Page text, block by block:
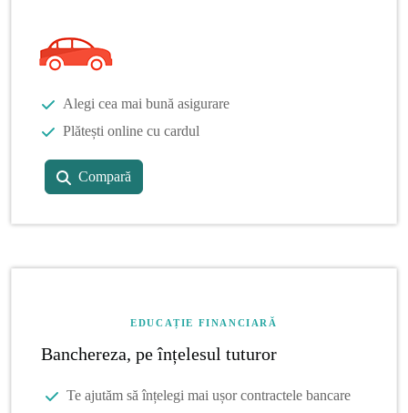
Alegi cea mai bună asigurare
Plătești online cu cardul
Compară
EDUCAȚIE FINANCIARĂ
Banchereza, pe înțelesul tuturor
Te ajutăm să înțelegi mai ușor contractele bancare